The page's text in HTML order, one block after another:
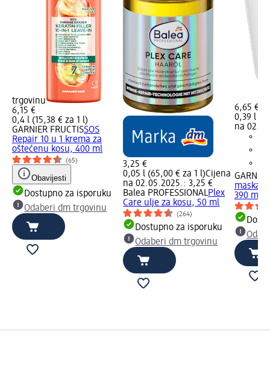
trgovinu
6,15 €
0,4 l (15,38 € za 1 l)
GARNIER FRUCTISSOS
Repair 10 u 1 krema za
oštećenu kosu, 400 ml
(65)
Obavijesti
Dostupno za isporuku
Odaberi dm trgovinu
3,25 €
0,05 l (65,00 € za 1 l)Cijena
na 02.05.2025.: 3,25 €
Balea PROFESSIONALPlex
Care ulje za kosu, 50 ml
(264)
Dostupno za isporuku
Odaberi dm trgovinu
6,65 €
0,39 l
na
maska
390 ml